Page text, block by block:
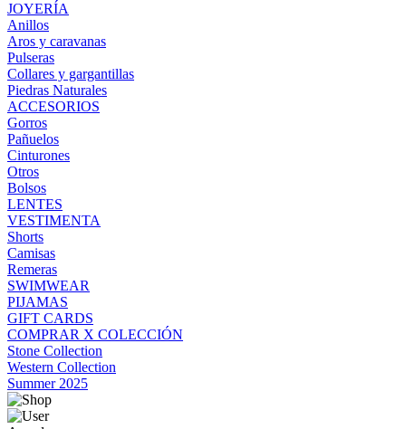
JOYERÍA
Anillos
Aros y caravanas
Pulseras
Collares y gargantillas
Piedras Naturales
ACCESORIOS
Gorros
Pañuelos
Cinturones
Otros
Bolsos
LENTES
VESTIMENTA
Shorts
Camisas
Remeras
SWIMWEAR
PIJAMAS
GIFT CARDS
COMPRAR X COLECCIÓN
Stone Collection
Western Collection
Summer 2025